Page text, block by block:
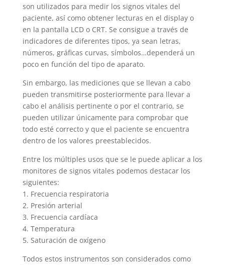
son utilizados para medir los signos vitales del
paciente, así como obtener lecturas en el display o
en la pantalla LCD o CRT. Se consigue a través de
indicadores de diferentes tipos, ya sean letras,
números, gráficas curvas, símbolos…dependerá un
poco en función del tipo de aparato.
Sin embargo, las mediciones que se llevan a cabo
pueden transmitirse posteriormente para llevar a
cabo el análisis pertinente o por el contrario, se
pueden utilizar únicamente para comprobar que
todo esté correcto y que el paciente se encuentra
dentro de los valores preestablecidos.
Entre los múltiples usos que se le puede aplicar a los
monitores de signos vitales podemos destacar los
siguientes:
1. Frecuencia respiratoria
2. Presión arterial
3. Frecuencia cardíaca
4. Temperatura
5. Saturación de oxígeno
Todos estos instrumentos son considerados como